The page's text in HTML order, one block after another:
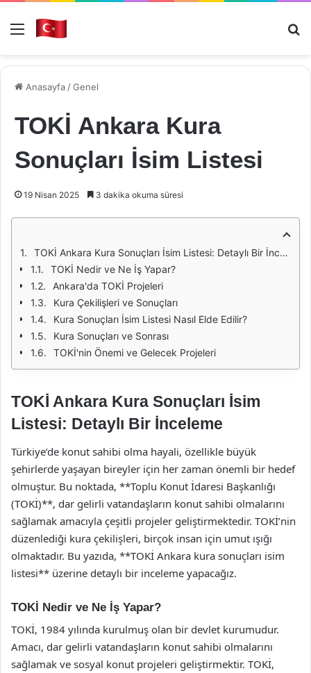
Menü
Anasayfa /Genel
TOKİ Ankara Kura
Sonuçları İsim Listesi
19 Nisan 2025 3 dakika okuma süresi
TOKİ Ankara Kura Sonuçları İsim Listesi: Detaylı Bir İnceleme
TOKİ Nedir ve Ne İş Yapar?
Ankara'da TOKİ Projeleri
Kura Çekilişleri ve Sonuçları
Kura Sonuçları İsim Listesi Nasıl Elde Edilir?
Kura Sonuçları ve Sonrası
TOKİ'nin Önemi ve Gelecek Projeleri
TOKİ Ankara Kura Sonuçları İsim
Listesi: Detaylı Bir İnceleme
Türkiye’de konut sahibi olma hayali, özellikle büyük
şehirlerde yaşayan bireyler için her zaman önemli bir hedef
olmuştur. Bu noktada, **Toplu Konut İdaresi Başkanlığı
(TOKİ)**, dar gelirli vatandaşların konut sahibi olmalarını
sağlamak amacıyla çeşitli projeler geliştirmektedir. TOKİ’nin
düzenlediği kura çekilişleri, birçok insan için umut ışığı
olmaktadır. Bu yazıda, **TOKİ Ankara kura sonuçları isim
listesi** üzerine detaylı bir inceleme yapacağız.
TOKİ Nedir ve Ne İş Yapar?
TOKİ, 1984 yılında kurulmuş olan bir devlet kurumudur.
Amacı, dar gelirli vatandaşların konut sahibi olmalarını
sağlamak ve sosyal konut projeleri geliştirmektir. TOKİ,